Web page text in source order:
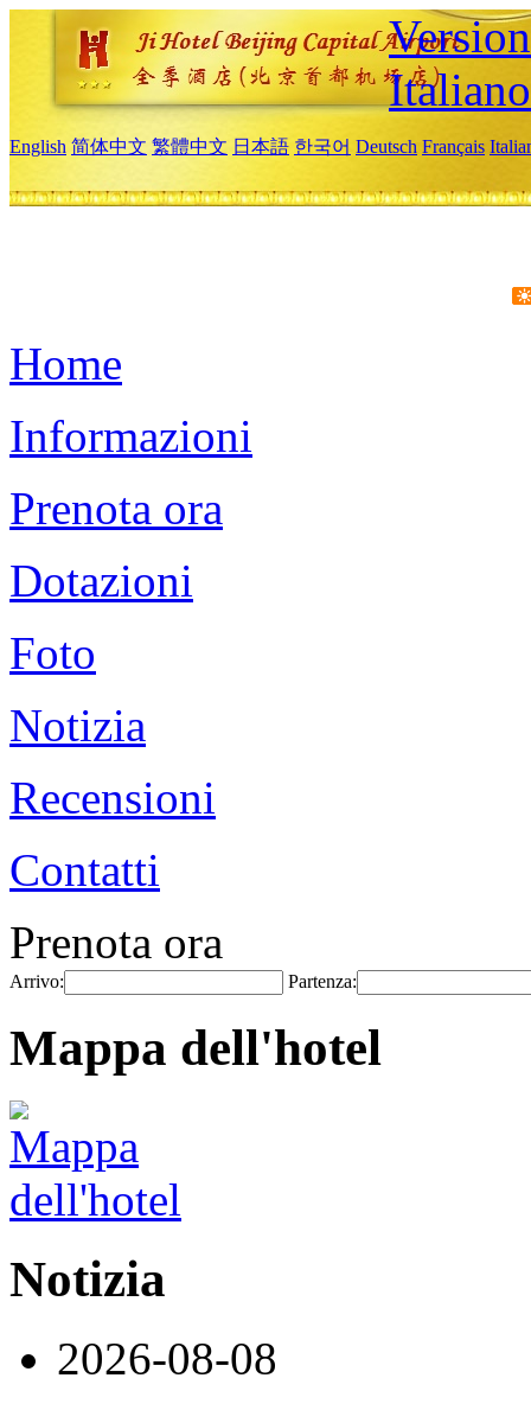
Italiano
English 简体中文 繁體中文 日本語 한국어 Deutsch Français
Home
Informazioni
Prenota ora
Dotazioni
Foto
Notizia
Recensioni
Contatti
Prenota ora
Arrivo: Partenza:
Mappa dell'hotel
Notizia
2026-08-08